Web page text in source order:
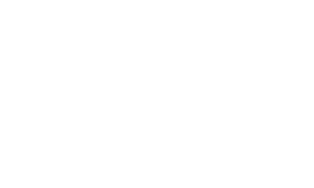
par le débouché sur le doctorat. Le cursus
linguistique française dans les universités
confrontés dans leur pratique
(surdité, acquisition des langues en milieux
des points forts de la formation ainsi